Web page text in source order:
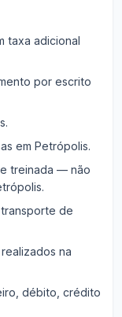
taxa adicional
por escrito
em Petrópolis.
e treinada — não
transporte de
realizados na
débito, crédito